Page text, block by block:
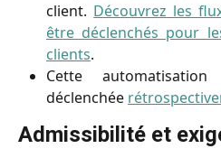
client. Découvrez les
être déclenchés pour
clients.
Cette
déclenchée
Admissibilité et